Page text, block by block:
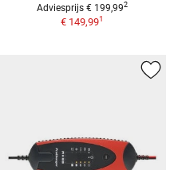
Adviesprijs € 199,992
€ 149,991